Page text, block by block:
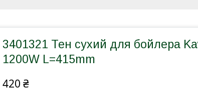
3401321 Тен сухий для бойлера
1200W L=415mm
420 ₴